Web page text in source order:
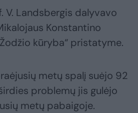
V. Landsbergis dalyvavo
Konstantino
kūryba“ pristatyme.
metų spalį suėjo 92
problemų jis gulėjo
metų pabaigoje.